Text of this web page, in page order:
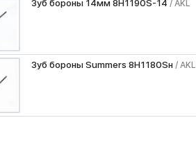
Зуб бороны 14мм 8H1190S-14 / AKL
Зуб бороны Summers 8H1180Sн / AKL